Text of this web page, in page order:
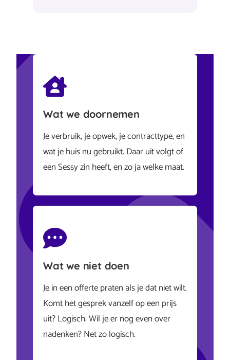
Wat we doornemen
Je verbruik, je opwek, je contracttype, en
wat je huis nu gebruikt. Daar uit volgt of
een Sessy zin heeft, en zo ja welke maat.
Wat we niet doen
Je in een offerte praten als je dat niet wilt.
Komt het gesprek vanzelf op een prijs
uit? Logisch. Wil je er nog even over
nadenken? Net zo logisch.